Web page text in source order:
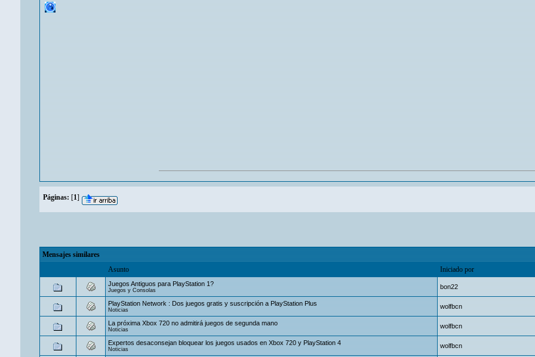
Páginas: [1]
Mensajes similares
Asunto
Iniciado por
Juegos Antiguos para PlayStation 1?
Juegos y Consolas bon22
PlayStation Network : Dos juegos gratis y suscripción a PlayStation Plus
Noticias wolfbcn
La próxima Xbox 720 no admitirá juegos de segunda mano
Noticias wolfbcn
Expertos desaconsejan bloquear los juegos usados en Xbox 720 y PlayStation 4
Noticias wolfbcn